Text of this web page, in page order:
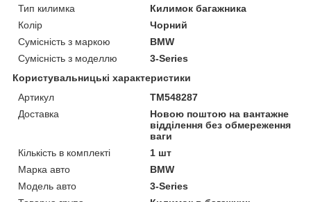
Тип килимка
Килимок багажника
Колір
Чорний
Сумісність з маркою
BMW
Сумісність з моделлю
3-Series
Користувальницькі характеристики
Артикул
TM548287
Доставка
Новою поштою на вантажне
відділення без обмереження
ваги
Кількість в комплекті
1 шт
Марка авто
BMW
Модель авто
3-Series